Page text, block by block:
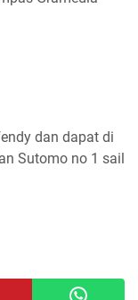
dan dapat di
Sutomo no 1 sail